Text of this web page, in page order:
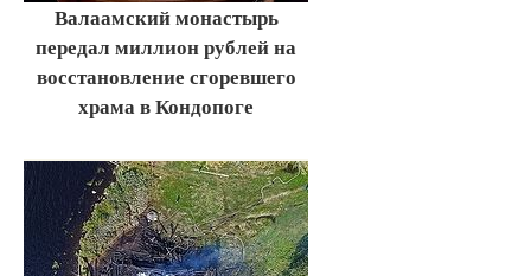
Валаамский монастырь
передал миллион рублей на
восстановление сгоревшего
храма в Кондопоге